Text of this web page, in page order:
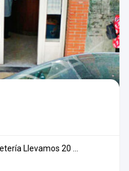
Llevamos 20 ...